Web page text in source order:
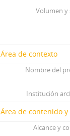
Volumen
Área de contexto
Nombre del
Institución
Área de contenido
Alcance y